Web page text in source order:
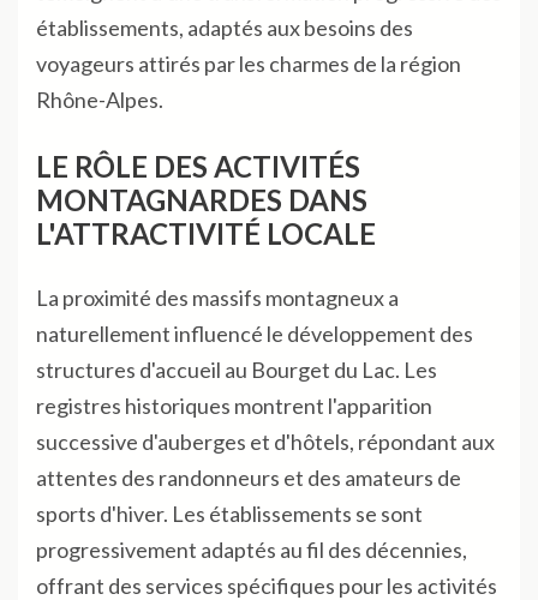
établissements, adaptés aux besoins des
voyageurs attirés par les charmes de la région
Rhône-Alpes.
LE RÔLE DES ACTIVITÉS
MONTAGNARDES DANS
L'ATTRACTIVITÉ LOCALE
La proximité des massifs montagneux a
naturellement influencé le développement des
structures d'accueil au Bourget du Lac. Les
registres historiques montrent l'apparition
successive d'auberges et d'hôtels, répondant aux
attentes des randonneurs et des amateurs de
sports d'hiver. Les établissements se sont
progressivement adaptés au fil des décennies,
offrant des services spécifiques pour les activités